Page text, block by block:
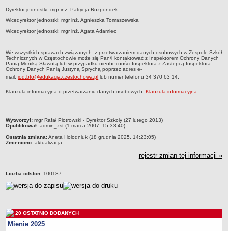
Zarządzenia
Kontrole
Rejestry, ewidencje, archiwa
Deklaracja dostępności
PORADNIE PSYCHOLOGICZNO-PEDAGOGICZNE
BIURO FINANSÓW OŚWIATY
Statut
Godziny dyżurów
Zarządzenia
Rejestry, ewidencje, archiwa
PONOWNE WYKORZYSTYWANIE
Sprawozdania
Dyrektor jednostki: mgr inż. Patrycja Rozpondek
Wicedyrektor jednostki: mgr inż. Agnieszka Tomaszewska
Wicedyrektor jednostki: mgr inż. Agata Adamiec
We wszystkich sprawach związanych z przetwarzaniem danych osobowych w Zespole Szkół
Technicznych w Częstochowie może się Pan/i kontaktować z Inspektorem Ochrony Danych
Panią Moniką Sławutą lub w przypadku nieobecności Inspektora z Zastępcą Inspektora
Ochrony Danych Panią Justyną Sprychą poprzez adres e-
mail:iod.bfo@edukacja.czestochowa.pl lub numer telefonu 34 370 63 14.
Klauzula informacyjna o przetwarzaniu danych osobowych:Klauzula informacyjna
metryczka
Wytworzył: mgr Rafał Piotrowski - Dyrektor Szkoły (27 lutego 2013)
Opublikował: admin_zst (1 marca 2007, 15:33:40)
Ostatnia zmiana:Aneta Hołodniuk (18 grudnia 2025, 14:23:05)
Zmieniono: aktualizacja
rejestr zmian tej informacji »
Liczba odsłon: 100187
20 OSTATNIO DODANYCH
Mienie 2025